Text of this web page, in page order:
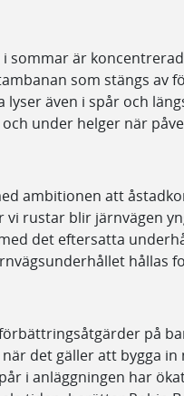
sommar är
som stängs av
även i spår och
under helger när
ambitionen att
rustar blir järnvägen
det eftersatta
hållas
på
det gäller att bygga in
i anläggningen har